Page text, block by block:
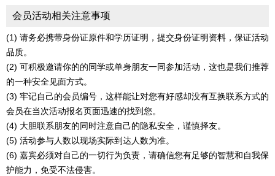
会员活动相关注意事项
(1) 请务必携带身份证原件和学历证明，提交身份证明资料，保证活动
品质。
(2) 可积极邀请你的的同学或单身朋友一同参加活动，这也是我们推荐
的一种安全见面方式。
(3) 牢记自己的会员编号，这样能让对您有好感却没有互换联系方式的
会员在当次活动报名页面迅速的找到您。
(4) 大胆联系朋友的同时注意自己的隐私安全，谨慎择友。
(5) 活动参与人数以现场实际到达人数为准。
(6) 嘉宾必须对自己的一切行为负责，请确信您有足够的智慧和自我保
护能力，免受不法侵害。